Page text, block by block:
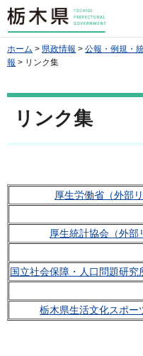
栃木県
ホーム > 県政情報 > 公報・例規・
報 > リンク集
リンク集
厚生労働省（外部リ
厚生統計協会（外部
国立社会保障・人口問題研究
栃木県生活文化スポー